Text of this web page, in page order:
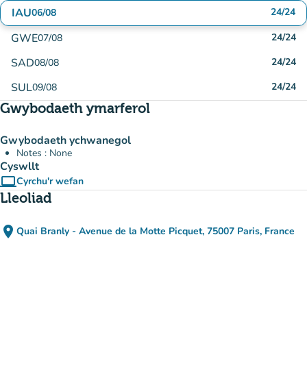
IAU06/08 24/24
GWE07/08 24/24
SAD08/08 24/24
SUL09/08 24/24
Gwybodaeth ymarferol
Gwybodaeth ychwanegol
Notes : None
Cyswllt
computerCyrchu'r wefan
(tab newydd)
Lleoliad
place Quai Branly - Avenue de la Motte Picquet, 75007 Paris, France
(agor yn Google Maps)
(tab newydd)